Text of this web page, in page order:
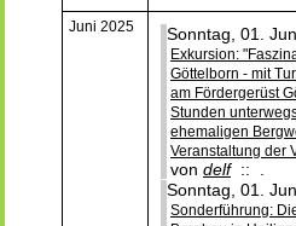
Juni 2025 Sonntag, 01.
Exkursion:
Göttelborn - mit
am Fördergerüst
Stunden
ehemaligen
Veranstaltung der
von delf:: .
Sonntag, 01.
Sonderführung: